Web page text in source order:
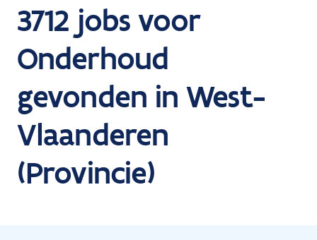
3712 jobs voor
Onderhoud
gevonden in West-
Vlaanderen
(Provincie)